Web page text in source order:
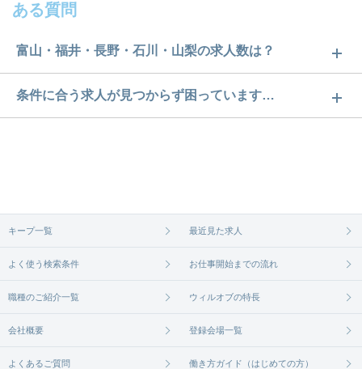
ある質問
富山・福井・長野・石川・山梨の求人数は？
富山・福井・長野・石川・山梨の求人数は56件で
す。どのような求人があるかぜひチェックしてみて
条件に合う求人が見つからず困っています…
無料相談の登録はコチラから
キープ一覧 最近見た求人
よく使う検索条件 お仕事開始までの流れ
職種のご紹介一覧 ウィルオブの特長
会社概要 登録会場一覧
よくあるご質問 働き方ガイド（はじめての方）